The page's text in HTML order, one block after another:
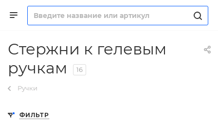
Стержни к гелевым
ручкам
16
Ручки
ФИЛЬТР